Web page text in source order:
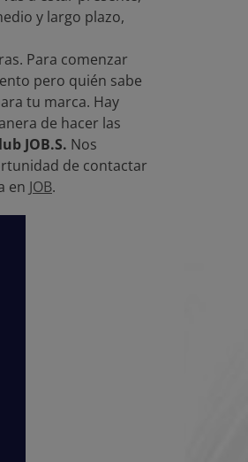
y largo plazo,
Para comenzar
pero quién sabe
tu marca. Hay
de hacer las
JOB.S. Nos
de contactar
en JOB.